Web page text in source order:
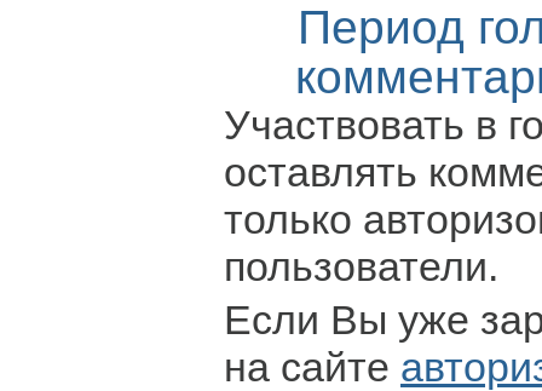
Период
Участвовать в
оставлять
только
пользователи.
Если Вы уже
на сайте